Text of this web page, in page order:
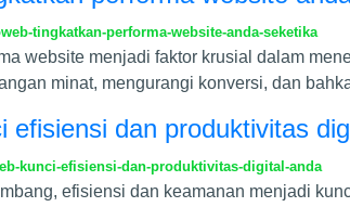
tingkatkan-performa-website-anda-seketika
website menjadi faktor krusial dalam
minat, mengurangi konversi, dan
efisiensi dan produktivitas
kunci-efisiensi-dan-produktivitas-digital-anda
efisiensi dan keamanan menjadi